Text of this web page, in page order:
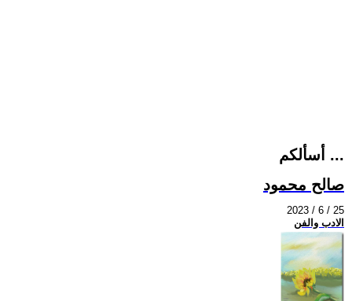
أسألكم ...
صالح محمود
2023 / 6 / 25
الادب والفن